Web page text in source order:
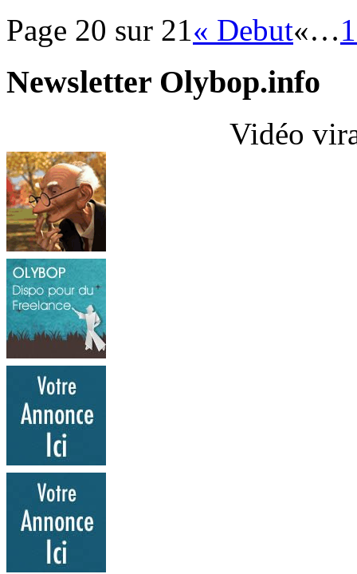
Page 20 sur 21« Debut«…
Newsletter Olybop.info
Vidéo